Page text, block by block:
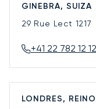
GINEBRA, SUIZA
29 Rue Lect 1217
+41 22 782 12 12
LONDRES,